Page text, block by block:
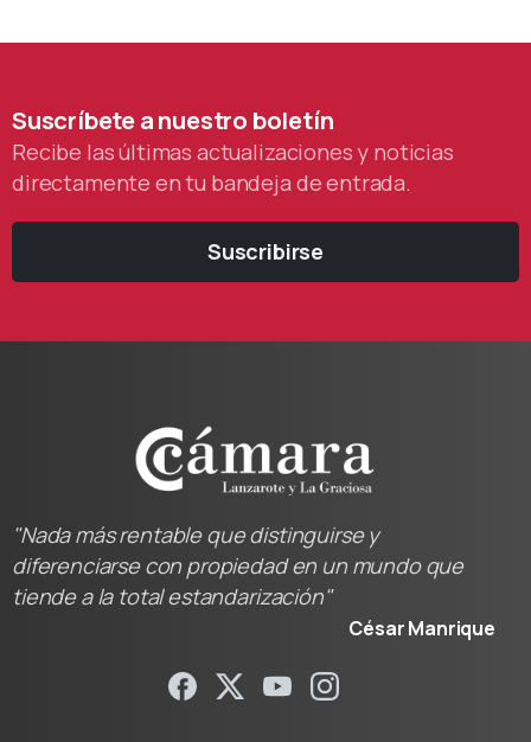
Suscríbeteanuestro boletín
Recibe las últimas actualizaciones y noticias
directamente en tu bandeja de entrada.
Suscribirse
"Nada más rentable que distinguirse y
diferenciarse con propiedad en un mundo que
tiende a la total estandarización"
César Manrique